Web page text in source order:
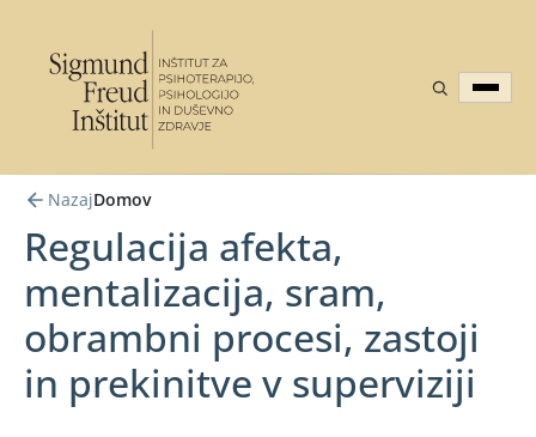
NazajDomov
Regulacija afekta,
mentalizacija, sram,
obrambni procesi, zastoji
in prekinitve v superviziji